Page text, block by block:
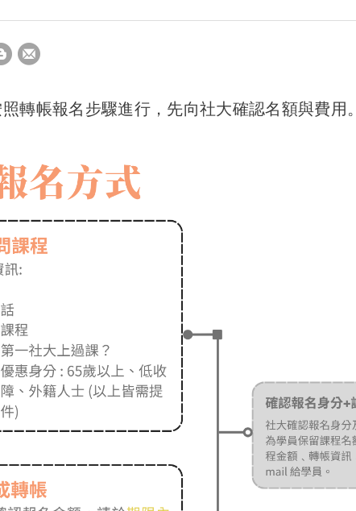
轉帳報名步驟進行，先向社大確認名額與費用。